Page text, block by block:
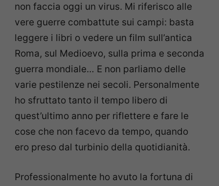
non faccia oggi un virus. Mi riferisco alle
vere guerre combattute sui campi: basta
leggere i libri o vedere un film sull’antica
Roma, sul Medioevo, sulla prima e seconda
guerra mondiale… E non parliamo delle
varie pestilenze nei secoli. Personalmente
ho sfruttato tanto il tempo libero di
quest’ultimo anno per riflettere e fare le
cose che non facevo da tempo, quando
ero preso dal turbinio della quotidianità.
Professionalmente ho avuto la fortuna di